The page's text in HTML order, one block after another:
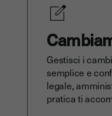
Gestisci i
semplice e
legale,
pratica ti